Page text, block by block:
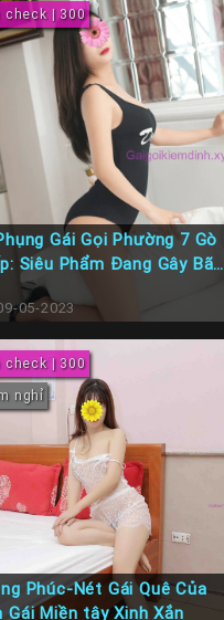
check | 300
Gái Gọi Phường 7 Gò
Siêu Phẩm Đang Gây Bão
05-2023
check | 300
nghỉ
Phúc-Nét Gái Quê Của
Gái Miền tây Xinh Xắn